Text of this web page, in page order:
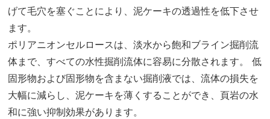
げて毛穴を塞ぐことにより、泥ケーキの透過性を低下させ
ます。
ポリアニオンセルロースは、淡水から飽和ブライン掘削流
体まで、すべての水性掘削流体に容易に分散されます。 低
固形物および固形物を含まない掘削液では、流体の損失を
大幅に減らし、泥ケーキを薄くすることができ、頁岩の水
和に強い抑制効果があります。